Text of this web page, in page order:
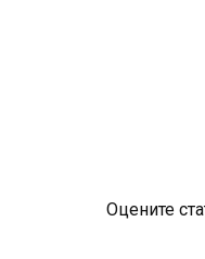
Оцените